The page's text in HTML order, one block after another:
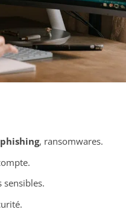
phishing, ransomwares.